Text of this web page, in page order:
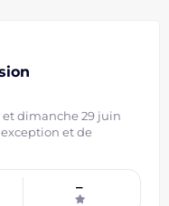
et dimanche 29 juin
et de
–